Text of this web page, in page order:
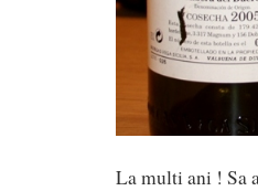
La multi ani ! Sa